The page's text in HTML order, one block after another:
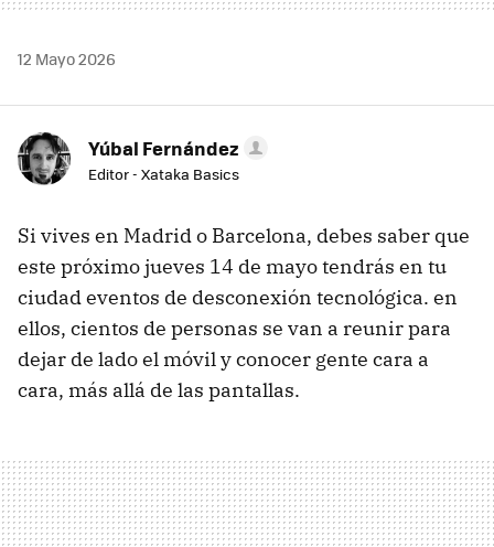
12 Mayo 2026
Yúbal Fernández
Editor - Xataka Basics
Si vives en Madrid o Barcelona, debes saber que
este próximo jueves 14 de mayo tendrás en tu
ciudad eventos de desconexión tecnológica. en
ellos, cientos de personas se van a reunir para
dejar de lado el móvil y conocer gente cara a
cara, más allá de las pantallas.